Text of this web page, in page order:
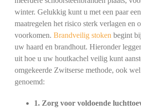
winter. Gelukkig kunt u met een paar
maatregelen het risico sterk verlagen en
voorkomen. Brandveilig stoken begint
uw haard en brandhout. Hieronder
uit hoe u uw houtkachel veilig kunt
omgekeerde Zwitserse methode, ook
genoemd:
1. Zorg voor voldoende